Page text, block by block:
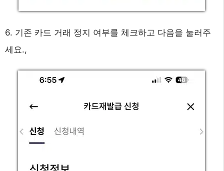
6. 기존 카드 거래 정지 여부를 체크하고 다음을 눌러주
세요.,